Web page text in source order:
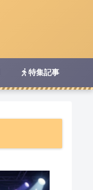
特集記事